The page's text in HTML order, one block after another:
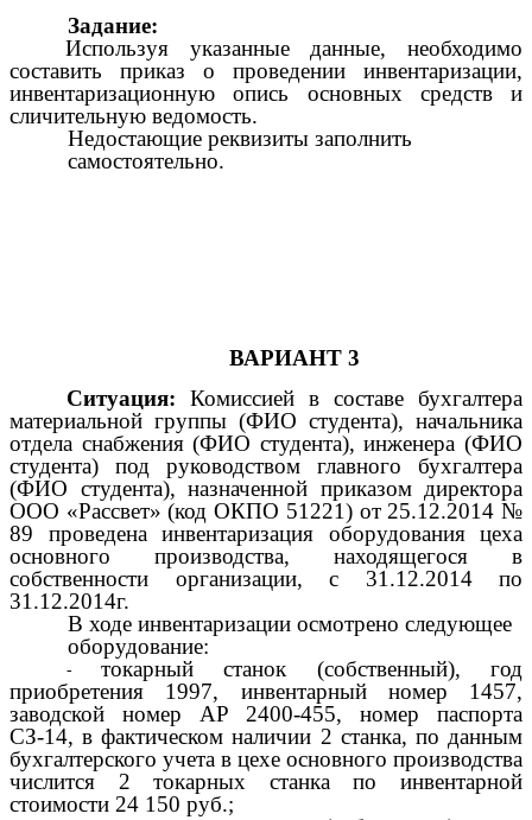
Задание:
Используя указанные данные, необходимо
составить приказ о проведении инвентаризации,
инвентаризационную опись основных средств и
сличительную ведомость.
Недостающие реквизиты заполнить
самостоятельно.
ВАРИАНТ 3
Ситуация: Комиссией в составе бухгалтера
материальной группы (ФИО студента), начальника
отдела снабжения (ФИО студента), инженера (ФИО
студента) под руководством главного бухгалтера
(ФИО студента), назначенной приказом директора
ООО «Рассвет» (код ОКПО 51221) от 25.12.2014 №
89 проведена инвентаризация оборудования цеха
основного производства, находящегося в
собственности организации, с 31.12.2014 по
31.12.2014г.
В ходе инвентаризации осмотрено следующее
оборудование:
токарный станок (собственный), год
приобретения 1997, инвентарный номер 1457,
заводской номер АР 2400-455, номер паспорта
СЗ-14, в фактическом наличии 2 станка, по данным
бухгалтерского учета в цехе основного производства
числится 2 токарных станка по инвентарной
стоимости 24 150 руб.;